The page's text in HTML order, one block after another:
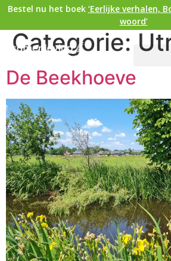
Bestel nu het boek ‘Eerlijke verhalen,
woord’
Categorie:
De Beekhoeve